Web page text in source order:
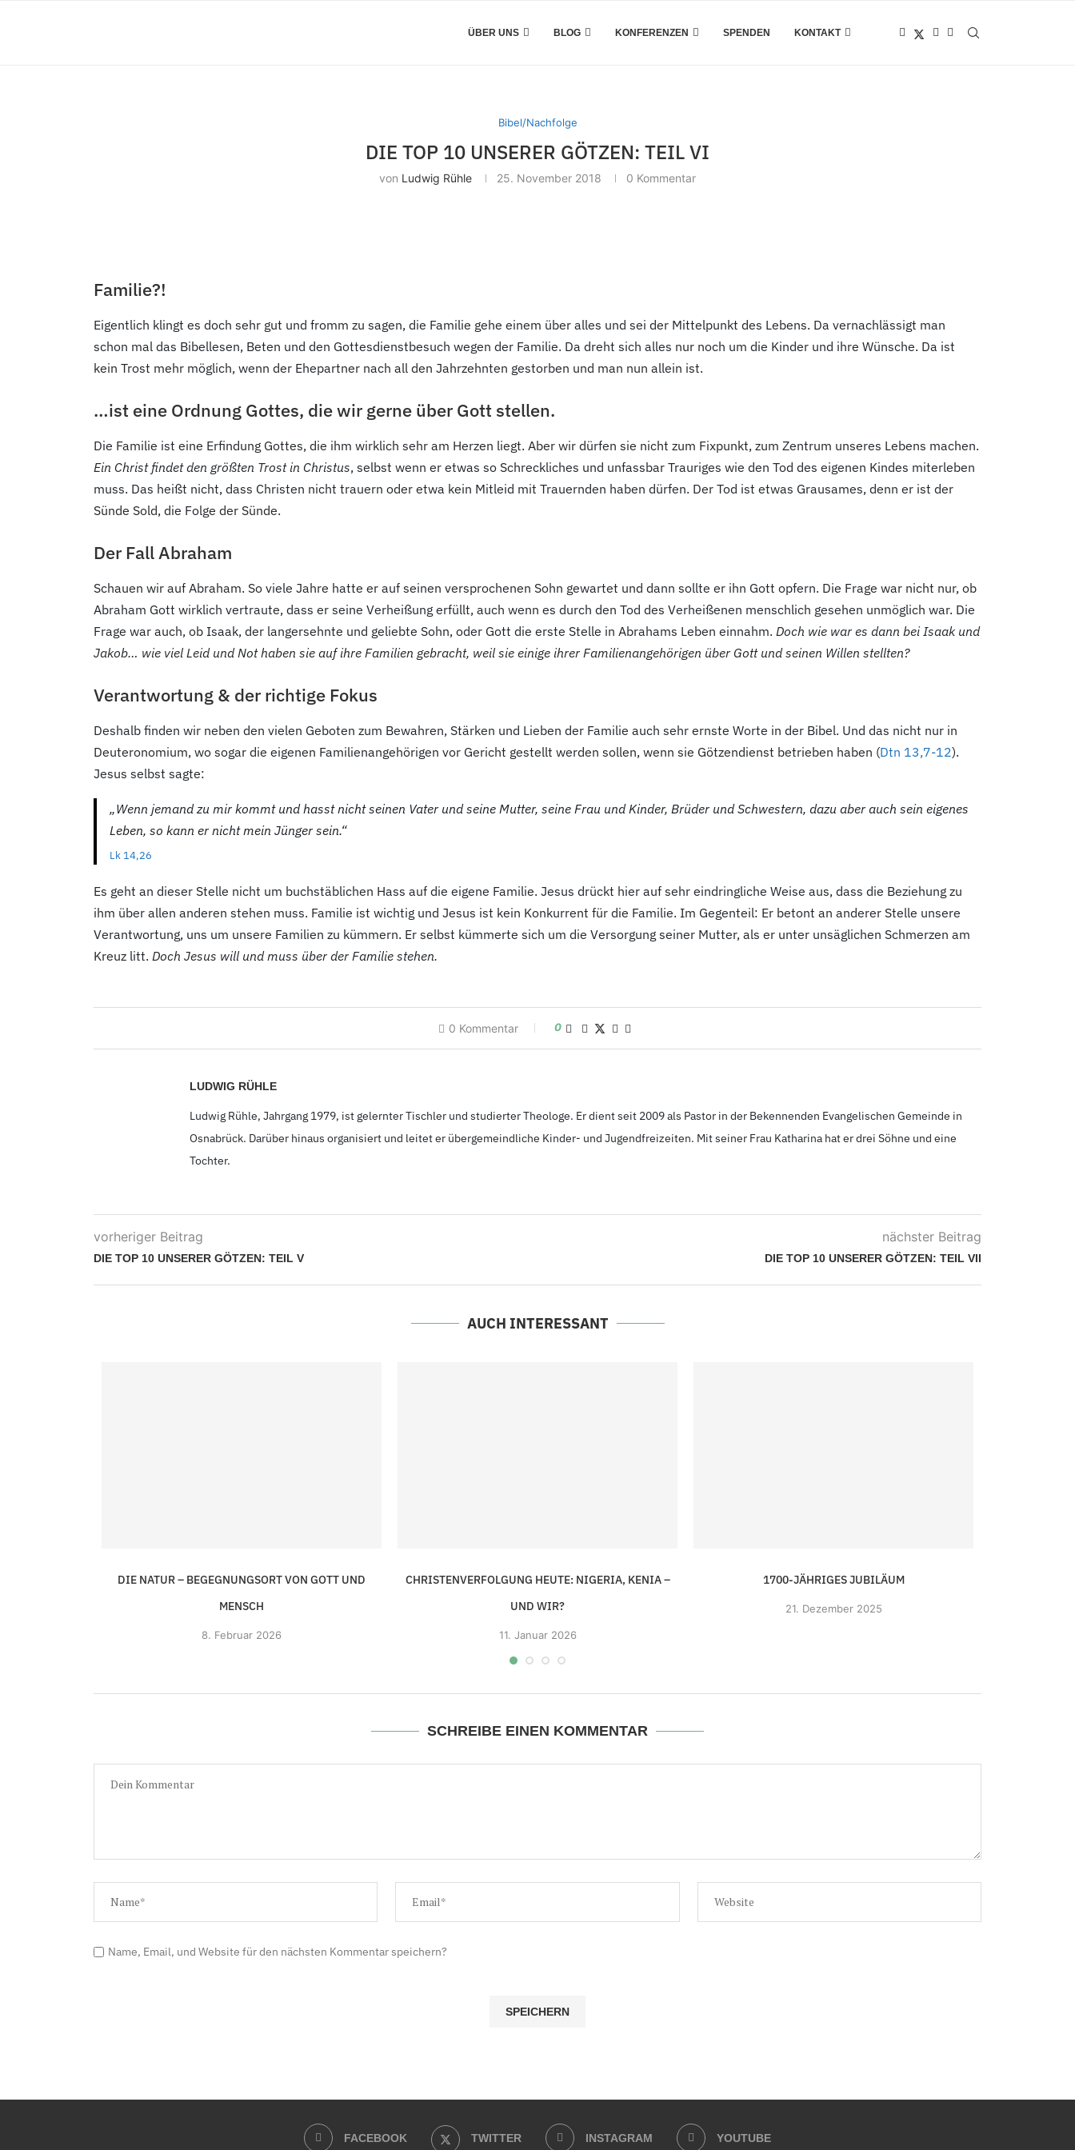
ÜBER UNS BLOG KONFERENZEN SPENDEN KONTAKT
Bibel/Nachfolge
DIE TOP 10 UNSERER GÖTZEN: TEIL VI
von Ludwig Rühle 25. November 2018 0 Kommentar
Familie?!
Eigentlich klingt es doch sehr gut und fromm zu sagen, die Familie gehe einem über alles und sei der Mittelpunkt des Lebens. Da vernachlässigt man
schon mal das Bibellesen, Beten und den Gottesdienstbesuch wegen der Familie. Da dreht sich alles nur noch um die Kinder und ihre Wünsche. Da ist
kein Trost mehr möglich, wenn der Ehepartner nach all den Jahrzehnten gestorben und man nun allein ist.
…ist eine Ordnung Gottes, die wir gerne über Gott stellen.
Die Familie ist eine Erfindung Gottes, die ihm wirklich sehr am Herzen liegt. Aber wir dürfen sie nicht zum Fixpunkt, zum Zentrum unseres Lebens machen.
Ein Christ findet den größten Trost in Christus, selbst wenn er etwas so Schreckliches und unfassbar Trauriges wie den Tod des eigenen Kindes miterleben
muss. Das heißt nicht, dass Christen nicht trauern oder etwa kein Mitleid mit Trauernden haben dürfen. Der Tod ist etwas Grausames, denn er ist der
Sünde Sold, die Folge der Sünde.
Der Fall Abraham
Schauen wir auf Abraham. So viele Jahre hatte er auf seinen versprochenen Sohn gewartet und dann sollte er ihn Gott opfern. Die Frage war nicht nur, ob
Abraham Gott wirklich vertraute, dass er seine Verheißung erfüllt, auch wenn es durch den Tod des Verheißenen menschlich gesehen unmöglich war. Die
Frage war auch, ob Isaak, der langersehnte und geliebte Sohn, oder Gott die erste Stelle in Abrahams Leben einnahm. Doch wie war es dann bei Isaak und
Jakob… wie viel Leid und Not haben sie auf ihre Familien gebracht, weil sie einige ihrer Familienangehörigen über Gott und seinen Willen stellten?
Verantwortung & der richtige Fokus
Deshalb finden wir neben den vielen Geboten zum Bewahren, Stärken und Lieben der Familie auch sehr ernste Worte in der Bibel. Und das nicht nur in
Deuteronomium, wo sogar die eigenen Familienangehörigen vor Gericht gestellt werden sollen, wenn sie Götzendienst betrieben haben (Dtn 13,7-12).
Jesus selbst sagte:
„Wenn jemand zu mir kommt und hasst nicht seinen Vater und seine Mutter, seine Frau und Kinder, Brüder und Schwestern, dazu aber auch sein eigenes
Leben, so kann er nicht mein Jünger sein.“
Lk 14,26
Es geht an dieser Stelle nicht um buchstäblichen Hass auf die eigene Familie. Jesus drückt hier auf sehr eindringliche Weise aus, dass die Beziehung zu
ihm über allen anderen stehen muss. Familie ist wichtig und Jesus ist kein Konkurrent für die Familie. Im Gegenteil: Er betont an anderer Stelle unsere
Verantwortung, uns um unsere Familien zu kümmern. Er selbst kümmerte sich um die Versorgung seiner Mutter, als er unter unsäglichen Schmerzen am
Kreuz litt. Doch Jesus will und muss über der Familie stehen.
0 Kommentar 0
LUDWIG RÜHLE
Ludwig Rühle, Jahrgang 1979, ist gelernter Tischler und studierter Theologe. Er dient seit 2009als Pastor in der Bekennenden Evangelischen Gemeinde in
Osnabrück. Darüber hinaus organisiert und leitet er übergemeindliche Kinder- und Jugendfreizeiten. Mit seiner Frau Katharina hat er drei Söhne und eine
Tochter.
vorheriger Beitrag
DIE TOP 10 UNSERER GÖTZEN: TEIL V
nächster Beitrag
DIE TOP 10 UNSERER GÖTZEN: TEIL VII
AUCH INTERESSANT
DIE NATUR – BEGEGNUNGSORT VON GOTT UND
MENSCH
8. Februar 2026
CHRISTENVERFOLGUNG HEUTE: NIGERIA, KENIA –
UND WIR?
11. Januar 2026
1700-JÄHRIGES JUBILÄUM
21. Dezember 2025
SCHREIBE EINEN KOMMENTAR
Name, Email, und Website für den nächsten Kommentar speichern?
FACEBOOK TWITTER INSTAGRAM YOUTUBE